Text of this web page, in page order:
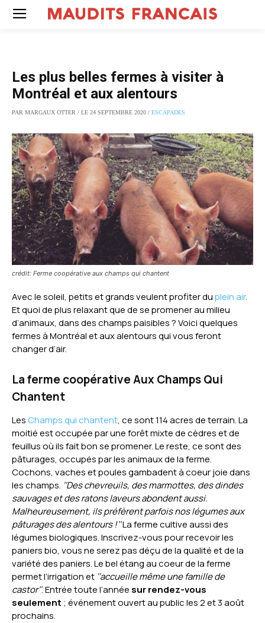
Les plus belles fermes à visiter à
Montréal et aux alentours
PAR MARGAUX OTTER / LE 24 SEPTEMBRE 2020 / ESCAPADES
crédit: Ferme coopérative aux champs qui chantent
Avec le soleil, petits et grands veulent profiter duplein air.
Et quoi de plus relaxant que de se promener au milieu
d’animaux, dans des champs paisibles ? Voici quelques
fermes à Montréal et aux alentours qui vous feront
changer d’air.
La fermecoopérativeAux Champs Qui
Chantent
Les Champs qui chantent, ce sont 114 acres de terrain. La
moitié est occupée par une forêt mixte de cèdres et de
feuillus où ils fait bon se promener. Le reste, ce sont des
pâturages, occupés par les animaux de la ferme.
Cochons, vaches et poules gambadent à coeur joie dans
les champs. ‘‘Des chevreuils, des marmottes, des dindes
sauvages et des ratons laveurs abondent aussi.
Malheureusement, ils préfèrent parfois nos légumes aux
pâturages des alentours !’’La ferme cultive aussi des
légumes biologiques. Inscrivez-vous pour recevoir les
paniers bio, vous ne serez pas déçu de la qualité et de la
variété des paniers. Le bel étang au coeur de la ferme
permet l’irrigation et ‘‘accueille même une famille de
castor’’. Entrée toute l’année sur rendez-vous
seulement ; événement ouvert au public les 2 et 3 août
prochains.